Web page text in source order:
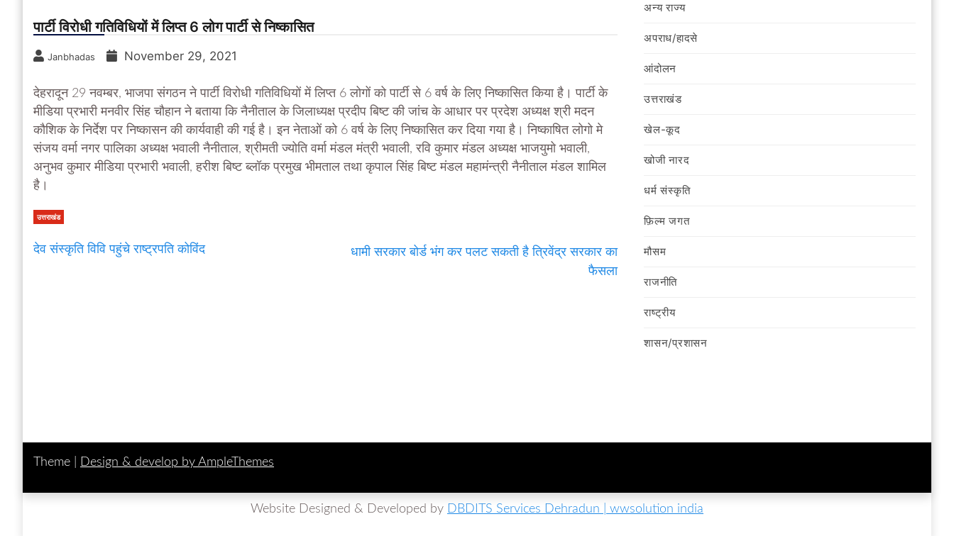
पार्टी विरोधी गतिविधियों में लिप्त 6 लोग पार्टी से निष्कासित
Janbhadas November 29, 2021
देहरादून 29 नवम्बर, भाजपा संगठन ने पार्टी विरोधी गतिविधियों में लिप्त 6 लोगों को पार्टी से 6 वर्ष के लिए निष्कासित किया है। पार्टी के
मीडिया प्रभारी मनवीर सिंह चौहान ने बताया कि नैनीताल के जिलाध्यक्ष प्रदीप बिष्ट की जांच के आधार पर प्रदेश अध्यक्ष श्री मदन
कौशिक के निर्देश पर निष्कासन की कार्यवाही की गई है। इन नेताओं को 6 वर्ष के लिए निष्कासित कर दिया गया है। निष्काषित लोगो मे
संजय वर्मा नगर पालिका अध्यक्ष भवाली नैनीताल, श्रीमती ज्योति वर्मा मंडल मंत्री भवाली, रवि कुमार मंडल अध्यक्ष भाजयुमो भवाली,
अनुभव कुमार मीडिया प्रभारी भवाली, हरीश बिष्ट ब्लॉक प्रमुख भीमताल तथा कृपाल सिंह बिष्ट मंडल महामंन्त्री नैनीताल मंडल शामिल
है।
उत्तराखंड
देव संस्कृति विवि पहुंचे राष्ट्रपति कोविंद
धामी सरकार बोर्ड भंग कर पलट सकती है त्रिवेंद्र सरकार का
फैसला
अन्य राज्य
अपराध/हादसे
आंदोलन
उत्तराखंड
खेल-कूद
खोजी नारद
धर्म संस्कृति
फ़िल्‍म जगत
मौसम
राजनीति
राष्ट्रीय
शासन/प्रशासन
Theme | Design & develop by AmpleThemes
Website Designed & Developed by DBDITS Services Dehradun | wwsolution india